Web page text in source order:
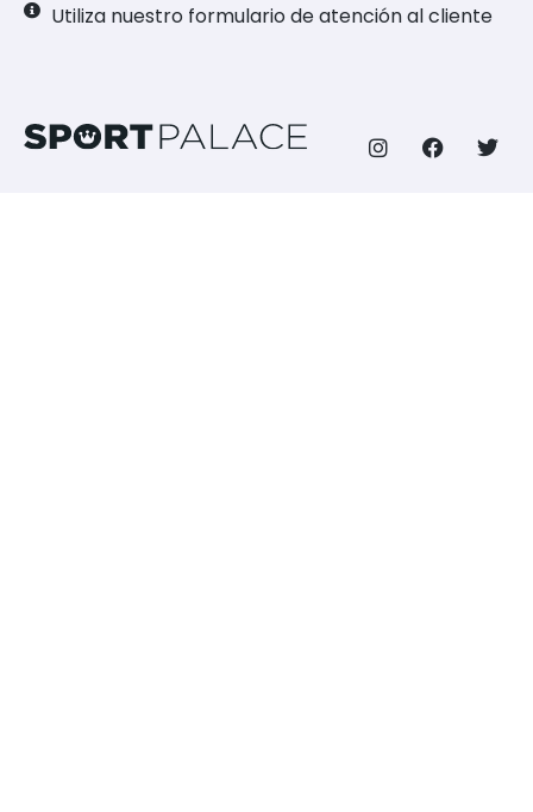
Utiliza nuestro formulario de atención al cliente